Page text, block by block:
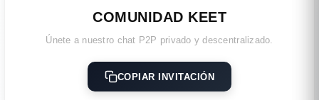
COMUNIDAD KEET
Únete a nuestro chat P2P privado y descentralizado.
COPIAR INVITACIÓN